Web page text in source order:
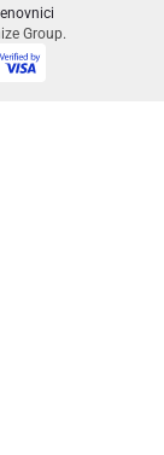
Group.